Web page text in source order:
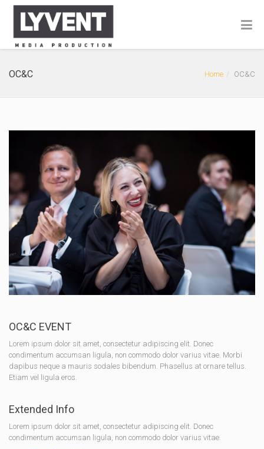
OC&C Home OC&C
OC&C EVENT
Lorem ipsum dolor sit amet, consectetur adipiscing elit. Donec
condimentum accumsan ligula, non commodo dolor varius vitae. Morbi
dapibus neque a mauris sodales bibendum. Phasellus at ornare tellus.
Etiam vel ligula eros.
Extended Info
Lorem ipsum dolor sit amet, consectetur adipiscing elit. Donec
condimentum accumsan ligula, non commodo dolor varius vitae.